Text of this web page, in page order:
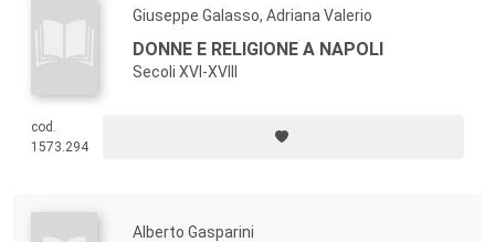
Giuseppe Galasso, Adriana Valerio
DONNE E RELIGIONE A NAPOLI
Secoli XVI-XVIII
cod.
1573.294
Alberto Gasparini